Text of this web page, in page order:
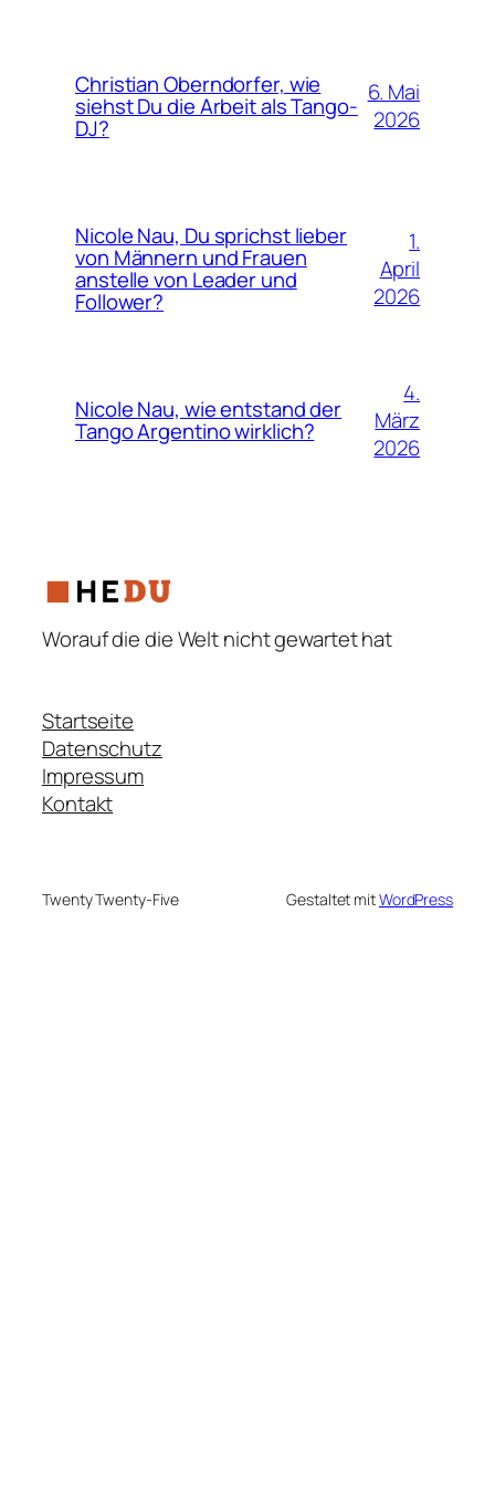
Christian Oberndorfer, wie
siehst Du die Arbeit als Tango-
DJ?
6. Mai
2026
Nicole Nau, Du sprichst lieber
von Männern und Frauen
anstelle von Leader und
Follower?
1.
April
2026
Nicole Nau, wie entstand der
Tango Argentino wirklich?
4.
März
2026
Worauf die die Welt nicht gewartet hat
Startseite
Datenschutz
Impressum
Kontakt
Twenty Twenty-Five Gestaltet mitWordPress